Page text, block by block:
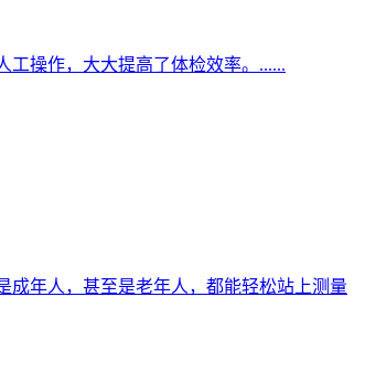
工操作，大大提高了体检效率。......
年人，甚至是老年人，都能轻松站上测量